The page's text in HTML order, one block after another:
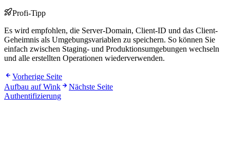
Profi-Tipp
Es wird empfohlen, die Server-Domain, Client-ID und das Client-
Geheimnis als Umgebungsvariablen zu speichern. So können Sie
einfach zwischen Staging- und Produktionsumgebungen wechseln
und alle erstellten Operationen wiederverwenden.
Vorherige Seite
Aufbau auf Wink
Nächste Seite
Authentifizierung